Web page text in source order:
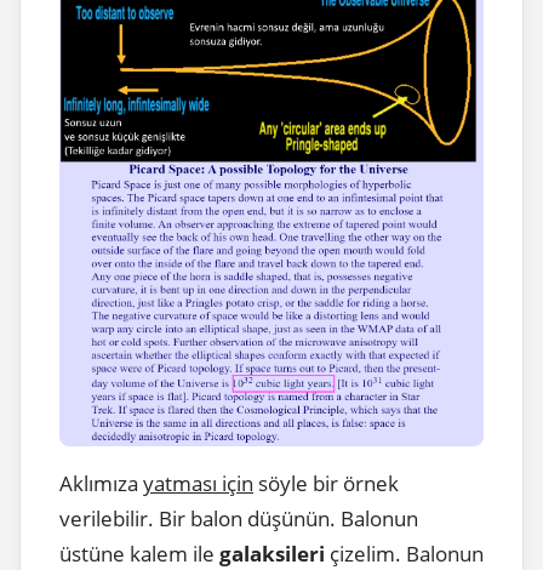
Aklımıza yatması için söyle bir örnek
verilebilir. Bir balon düşünün. Balonun
üstüne kalem ile galaksileri çizelim. Balonun